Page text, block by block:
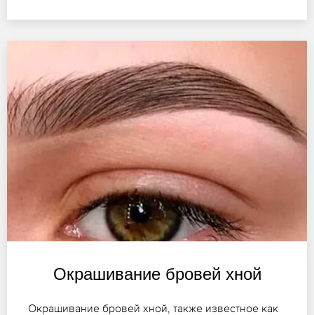
Окрашивание бровей хной
Окрашивание бровей хной, также известное как